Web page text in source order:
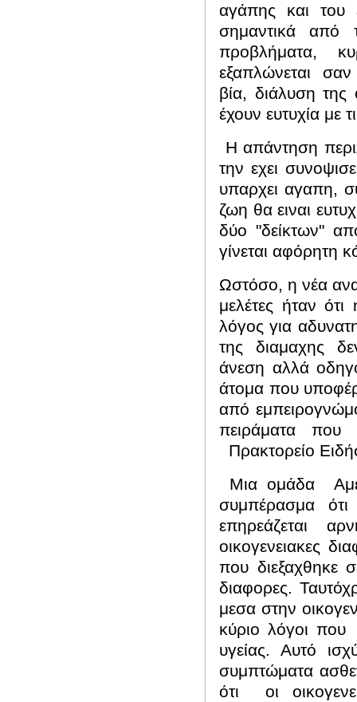
αγάπης και του
σημαντικά από
προβλήματα,
εξαπλώνεται
σαν
βία, διάλυση της
έχουν ευτυχία με
Η απάντηση
την εχει
υπαρχει αγαπη,
ζωη θα ειναι
δύο "δείκτων"
γίνεται αφόρητη
Ωστόσο, η νέα
μελέτες ήταν ότι
λόγος για
της διαμαχης
άνεση αλλά
άτομα που
από
πειράματα που
Πρακτορείο
Μια ομάδα
συμπέρασμα
επηρεάζεται
οικογενειακες
που διεξαχθηκε
διαφορες.
μεσα στην
κύριο λόγοι που
υγείας. Αυτό
συμπτώματα
ότι
οι